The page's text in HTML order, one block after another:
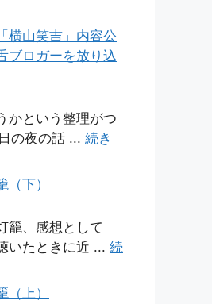
横山笑吉」内容公
ブロガーを放り込
かという整理がつ
の夜の話 ... 続き
下）
籠、感想として
いたときに近 ... 続
上）